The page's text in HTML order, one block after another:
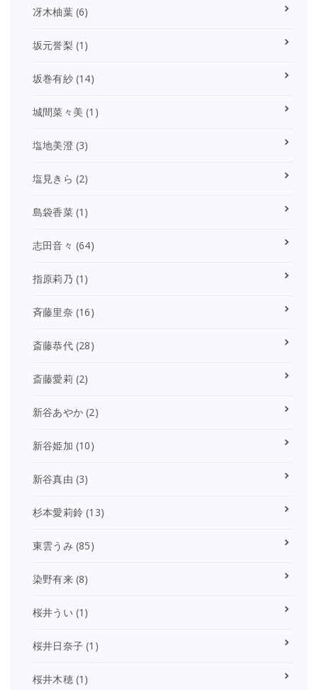
冴木柚葉(6)
坂元誉梨 (1)
坂巻有紗(14)
城間菜々美 (1)
塩地美澄(3)
塩見きら (2)
島袋香菜(1)
志田音々 (64)
指原莉乃 (1)
斉藤里奈 (16)
斎藤恭代(28)
斎藤愛莉 (2)
新谷あやか (2)
新谷姫加 (10)
新谷真由 (3)
杉本愛莉鈴 (13)
東雲うみ (85)
染野有来(8)
桜井うい (1)
桜井日奈子 (1)
桜井木穂(1)